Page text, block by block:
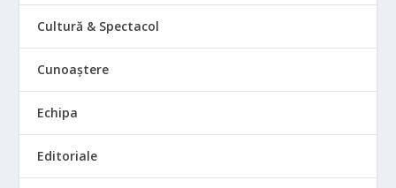
Cultură & Spectacol
Cunoaștere
Echipa
Editoriale